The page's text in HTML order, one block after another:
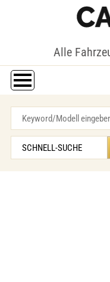
Alle